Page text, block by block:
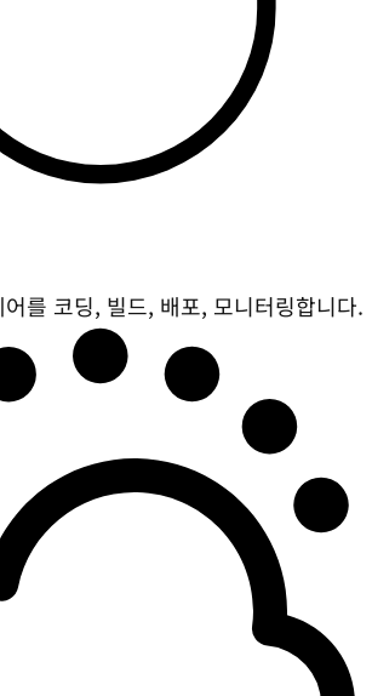
를 코딩, 빌드, 배포, 모니터링합니다.